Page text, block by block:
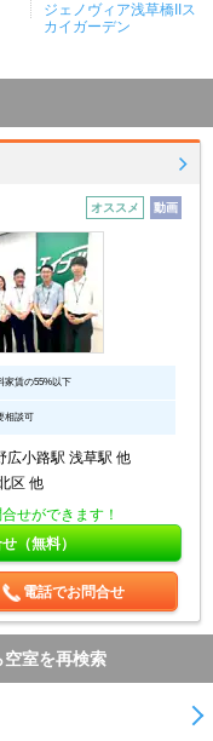
ジェノヴィア浅草橋IIス
カイガーデン
オススメ 動画
家賃の55%以下
相談可
広小路駅 浅草駅 他
区 他
せができます！
（無料）
電話でお問合せ
室を再検索